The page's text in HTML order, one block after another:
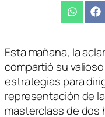
en
Esta mañana, la
compartió su
estrategias para
representación de
masterclass de dos